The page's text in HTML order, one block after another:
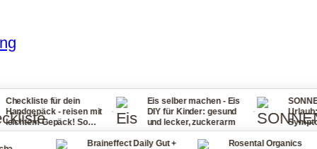
für dein
- reisen mit
So
nie wieder zu
·
Eis selber machen - Eis
DIY für Kinder: gesund
und lecker, zuckerarm
·
SONNENSTICH
Urlaub: Ursachen,
Symptome,
bei Fieber,
und
Braineffect Daily Gut + Rosental Organics